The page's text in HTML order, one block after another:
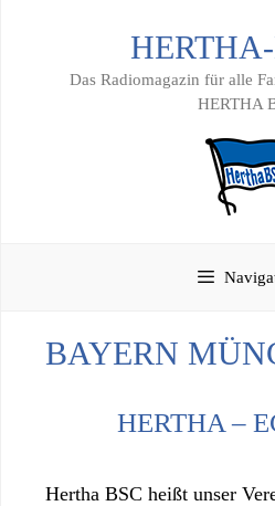
Das Radiomagazin für alle
HERTHA
BAYERN
HERTHA –
Hertha BSC heißt unser